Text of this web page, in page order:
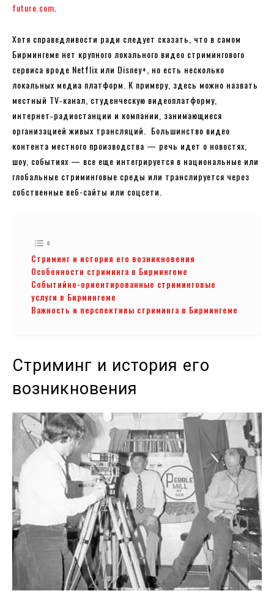
future.com
Хотя справедливости ради следует сказать, что в самом
Бирмингеме нет крупного локального видео стримингового
сервиса вроде Netflix или Disney+, но есть несколько
локальных медиа платформ. К примеру, здесь можно назвать
местный TV‑канал, студенческую видеоплатформу,
интернет‑радиостанции и компании, занимающиеся
организацией живых трансляций. Большинство видео
контента местного производства — речь идет о новостях,
шоу, событиях — все еще интегрируется в национальные или
глобальные стриминговые среды или транслируется через
собственные веб-сайты или соцсети.
Стриминг и история его возникновения
Особенности стриминга в Бирмингеме
Событийно-ориентированные стриминговые
услуги в Бирмингеме
Важность и перспективы стриминга в Бирмингеме
Стриминг и история его
возникновения